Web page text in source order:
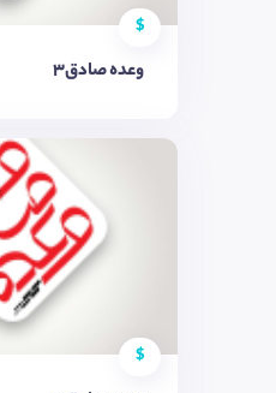
$
وعده صادق3
$